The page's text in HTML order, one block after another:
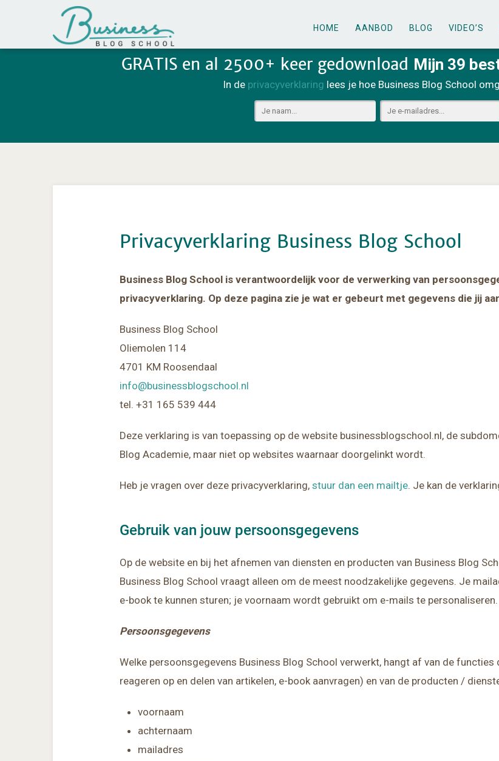
HOME AANBOD BLOG VIDEO’S
GRATIS en al 2500+ keer gedownload Mijn 39
In de privacyverklaring lees je hoe Business Blog School
Privacyverklaring Business Blog School
Business Blog School is verantwoordelijk voor de verwerking van
privacyverklaring. Op deze pagina zie je wat er gebeurt met gegevens die jij
Business Blog School
Oliemolen 114
4701 KM Roosendaal
info@businessblogschool.nl
tel. +31 165 539 444
Deze verklaring is van toepassing op de website businessblogschool.nl, de
Blog Academie, maar niet op websites waarnaar doorgelinkt wordt.
Heb je vragen over deze privacyverklaring, stuur dan een mailtje. Je kan de
Gebruik van jouw persoonsgegevens
Op de website en bij het afnemen van diensten en producten van Business Blog
Business Blog School vraagt alleen om de meest noodzakelijke gegevens. Je
e-book te kunnen sturen; je voornaam wordt gebruikt om e-mails te personaliseren.
Persoonsgegevens
Welke persoonsgegevens Business Blog School verwerkt, hangt af van de
reageren op en delen van artikelen, e-book aanvragen) en van de producten /
voornaam
achternaam
mailadres